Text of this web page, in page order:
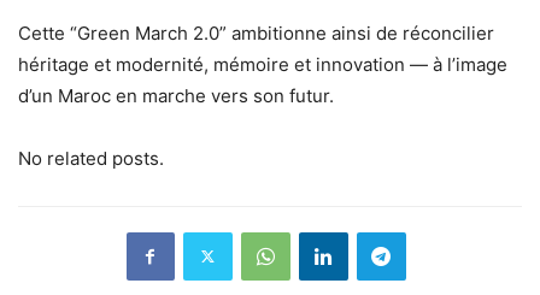
Cette “Green March 2.0” ambitionne ainsi de réconcilier
héritage et modernité, mémoire et innovation — à l’image
d’un Maroc en marche vers son futur.
No related posts.